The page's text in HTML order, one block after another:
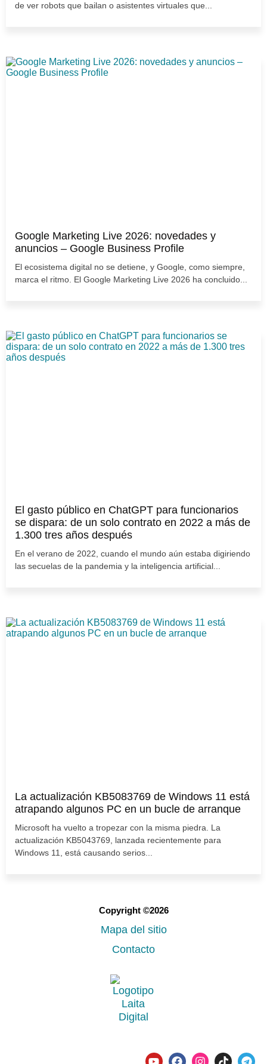
de ver robots que bailan o asistentes virtuales que...
Google Marketing Live 2026: novedades y
anuncios – Google Business Profile
El ecosistema digital no se detiene, y Google, como siempre,
marca el ritmo. El Google Marketing Live 2026 ha concluido...
El gasto público en ChatGPT para funcionarios
se dispara: de un solo contrato en 2022 a más de
1.300 tres años después
En el verano de 2022, cuando el mundo aún estaba digiriendo
las secuelas de la pandemia y la inteligencia artificial...
La actualización KB5083769 de Windows 11 está
atrapando algunos PC en un bucle de arranque
Microsoft ha vuelto a tropezar con la misma piedra. La
actualización KB5043769, lanzada recientemente para
Windows 11, está causando serios...
Copyright ©2026
Mapa del sitio
Contacto